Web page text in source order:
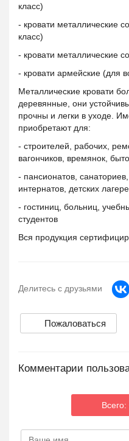
класс)
- кровати металлические
класс)
- кровати металлические
- кровати армейские (для
Металлические кровати
деревянные, они
прочны и легки в уходе.
приобретают для:
- строителей, рабочих,
вагончиков, времянок,
- пансионатов,
интернатов, детских
- гостиниц, больниц,
студентов
Вся продукция
Делитесь с друзьями
Пожаловаться
Комментарии